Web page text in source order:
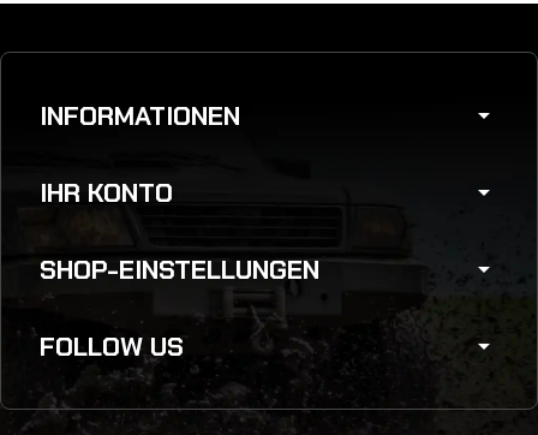
INFORMATIONEN arrow_drop_down
IHR KONTO arrow_drop_down
SHOP-EINSTELLUNGEN arrow_drop_down
FOLLOW US arrow_drop_down